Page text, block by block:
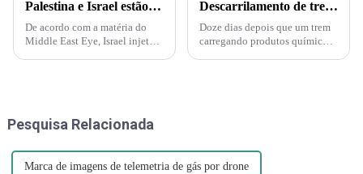
Palestina e Israel estão iniciando uma guerra biológica e química. A Força Delta aparece e injeta gás nervoso em túneis subterrâneos em Gaza!
De acordo com a matéria do
Middle East Eye, Israel injetará
compreensível...
Descarrilamento de trem em Ohio gera medo de substâncias tóxicas entre moradores de cidade pequena.
Doze dias depois que um trem
carregando produtos químicos
Pesquisa Relacionada
Marca de imagens de telemetria de gás por drone